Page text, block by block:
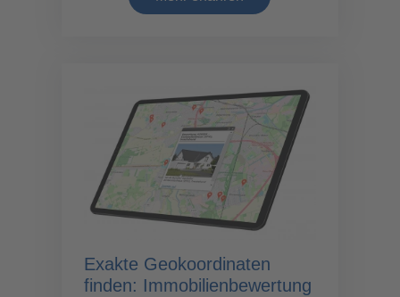
Exakte Geokoordinaten
finden: Immobilienbewertung